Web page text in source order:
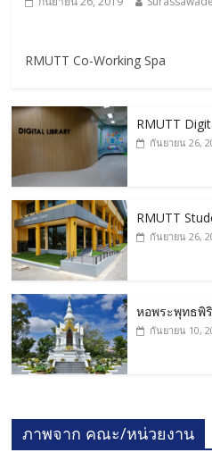
RMUTT Co-Working Spa
RMUTT
กันยายน 26,
RMUTT
กันยายน 26,
หอพระพุทธพิ
กันยายน 10,
ภาพจาก คณะ/หน่วยงาน